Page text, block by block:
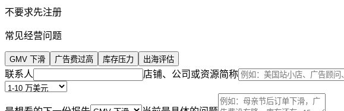
不要求先注册
常见经营问题
GMV 下滑 广告费过高 库存压力 出海评估
联系人 店铺、公司或资源简称